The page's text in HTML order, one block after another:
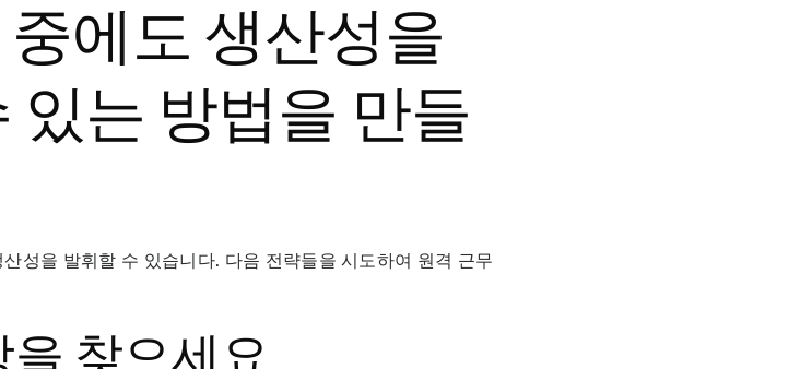
에도 생산성을
있는 방법을 만들
성을 발휘할 수 있습니다. 다음 전략들을 시도하여 원격 근무
찾으세요